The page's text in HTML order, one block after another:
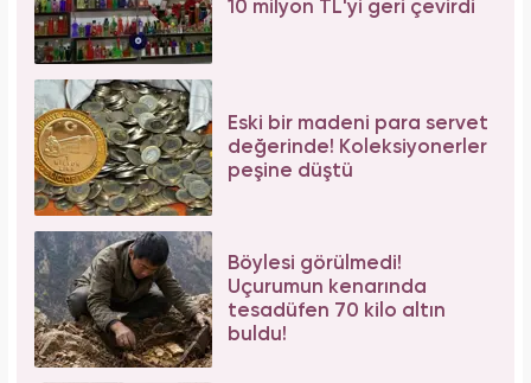
10 milyon TL'yi geri çevirdi
Eski bir madeni para servet
değerinde! Koleksiyonerler
peşine düştü
Böylesi görülmedi!
Uçurumun kenarında
tesadüfen 70 kilo altın
buldu!